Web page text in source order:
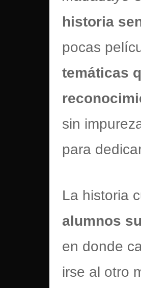
historia
pocas
temáticas
sin
para
La historia
alumnos
en donde
irse al otro